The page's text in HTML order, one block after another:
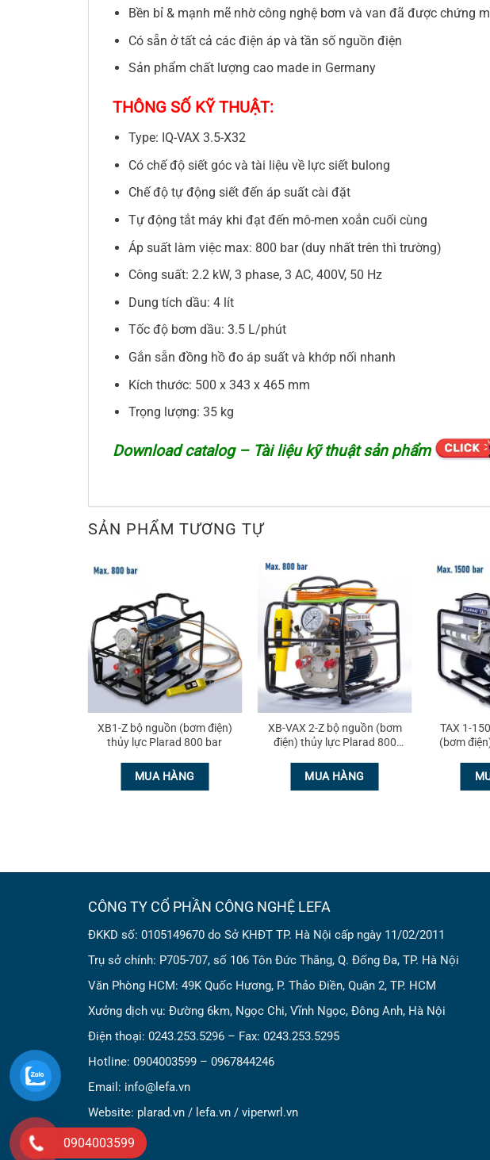
Bền bỉ & mạnh mẽ nhờ công nghệ bơm và van đã được chứng
Có sẵn ở tất cả các điện áp và tần số nguồn điện
Sản phẩm chất lượng cao made in Germany
THÔNG SỐ KỸ THUẬT:
Type: IQ-VAX 3.5-X32
Có chế độ siết góc và tài liệu về lực siết bulong
Chế độ tự động siết đến áp suất cài đặt
Tự động tắt máy khi đạt đến mô-men xoắn cuối cùng
Áp suất làm việc max: 800 bar (duy nhất trên thì trường)
Công suất: 2.2 kW, 3 phase, 3 AC, 400V, 50 Hz
Dung tích dầu: 4 lít
Tốc độ bơm dầu: 3.5 L/phút
Gắn sẵn đồng hồ đo áp suất và khớp nối nhanh
Kích thước: 500 x 343 x 465 mm
Trọng lượng: 35 kg
Download catalog – Tài liệu kỹ thuật sản phẩm
SẢN PHẨM TƯƠNG TỰ
XB1-Z bộ nguồn (bơm điện)
thủy lực Plarad 800 bar
MUA HÀNG
XB-VAX 2-Z bộ nguồn (bơm
điện) thủy lực Plarad 800
MUA HÀNG
TAX 1-
(bơm
CÔNG TY CỔ PHẦN CÔNG NGHỆ LEFA
ĐKKD số: 0105149670 do Sở KHĐT TP. Hà Nội cấp ngày 11/02/2011
Trụ sở chính: P705-707, số 106 Tôn Đức Thắng, Q. Đống Đa, TP. Hà Nội
Văn Phòng HCM: 49K Quốc Hương, P. Thảo Điền, Quận 2, TP. HCM
Xưởng dịch vụ: Đường 6km, Ngọc Chi, Vĩnh Ngọc, Đông Anh, Hà Nội
Điện thoại: 0243.253.5296 – Fax: 0243.253.5295
Hotline: 0904003599 – 0967844246
Email: info@lefa.vn
Website: plarad.vn/ lefa.vn/ viperwrl.vn
0904003599